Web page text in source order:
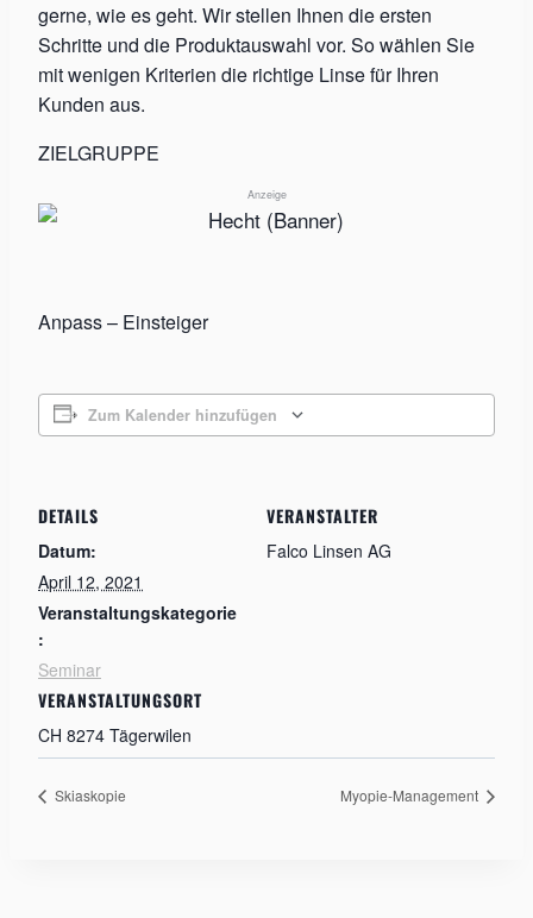
gerne, wie es geht. Wir stellen Ihnen die ersten
Schritte und die Produktauswahl vor. So wählen Sie
mit wenigen Kriterien die richtige Linse für Ihren
Kunden aus.
ZIELGRUPPE
Anzeige
Anpass – Einsteiger
Zum Kalender hinzufügen
DETAILS
Datum:
April 12, 2021
Veranstaltungskategorie
:
Seminar
VERANSTALTUNGSORT
CH 8274 Tägerwilen
VERANSTALTER
Falco Linsen AG
Skiaskopie Myopie-Management